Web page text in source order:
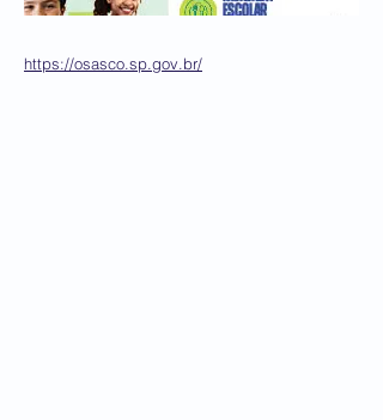
https://osasco.sp.gov.br/